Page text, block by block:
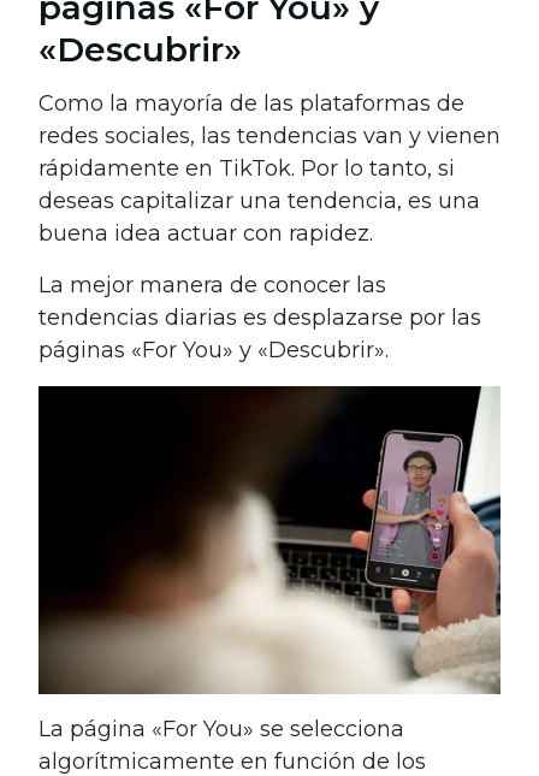
«Descubrir»
Como la mayoría de las plataformas de
redes sociales, las tendencias van y vienen
rápidamente en TikTok. Por lo tanto, si
deseas capitalizar una tendencia, es una
buena idea actuar con rapidez.
La mejor manera de conocer las
tendencias diarias es desplazarse por las
páginas «For You» y «Descubrir».
La página «For You» se selecciona
algorítmicamente en función de los